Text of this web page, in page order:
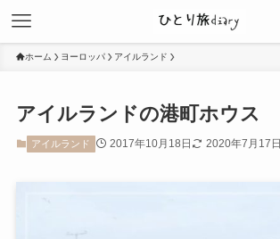
ホーム ヨーロッパ アイルランド
アイルランドの港町ホウス
アイルランド 2017年10月18日 2020年7月17日